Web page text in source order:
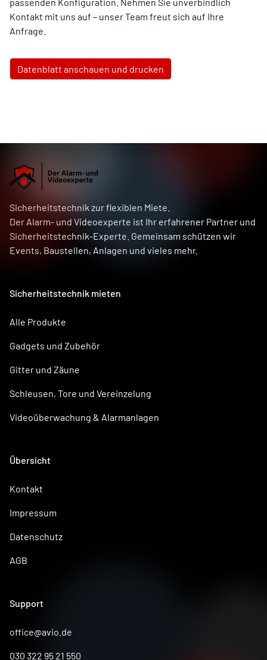
Kontakt mit uns auf – unser Team freut sich auf Ihre
Anfrage.
Datenblatt anschauen und drucken
Sicherheits­technik zur flexiblen Miete.
Der Alarm- und Videoexperte ist Ihr erfahrener Partner und
Sicherheits­technik-Experte. Gemeinsam schützen wir
Events, Baustellen, Anlagen und vieles mehr.
Sicherheitstechnik mieten
Alle Produkte
Gadgets und Zubehör
Gitter und Zäune
Schleusen, Tore und Vereinzelung
Videoüberwachung & Alarmanlagen
Übersicht
Kontakt
Impressum
Datenschutz
AGB
Support
office@avio.de
030 322 95 21 550